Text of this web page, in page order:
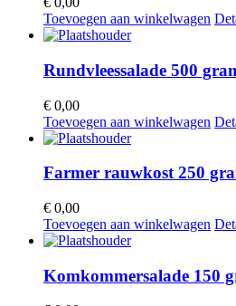
Toevoegen aan winkelwagen
Rundvleessalade 500
€ 0,00
Toevoegen aan winkelwagen
Farmer rauwkost 250
€ 0,00
Toevoegen aan winkelwagen
Komkommersalade 150